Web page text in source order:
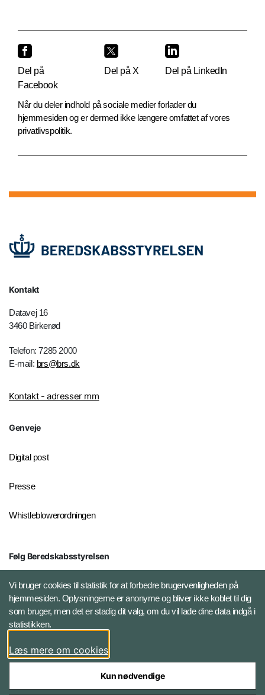
Del på
Facebook
Del på X Del på LinkedIn
Når du deler indhold på sociale medier forlader du
hjemmesiden og er dermed ikke længere omfattet af vores
privatlivspolitik.
Kontakt
Datavej 16
3460 Birkerød
Telefon: 7285 2000
E-mail: brs@brs.dk
Kontakt - adresser mm
Genveje
Digital post
Presse
Whistleblowerordningen
Følg Beredskabsstyrelsen
X BRSdk
LinkedIn BRS-profil
Vi bruger cookies til statistik for at forbedre brugervenligheden på
hjemmesiden. Oplysningerne er anonyme og bliver ikke koblet til dig
som bruger, men det er stadig dit valg, om du vil lade dine data indgå i
statistikken.
Læs mere om cookies
Kun nødvendige